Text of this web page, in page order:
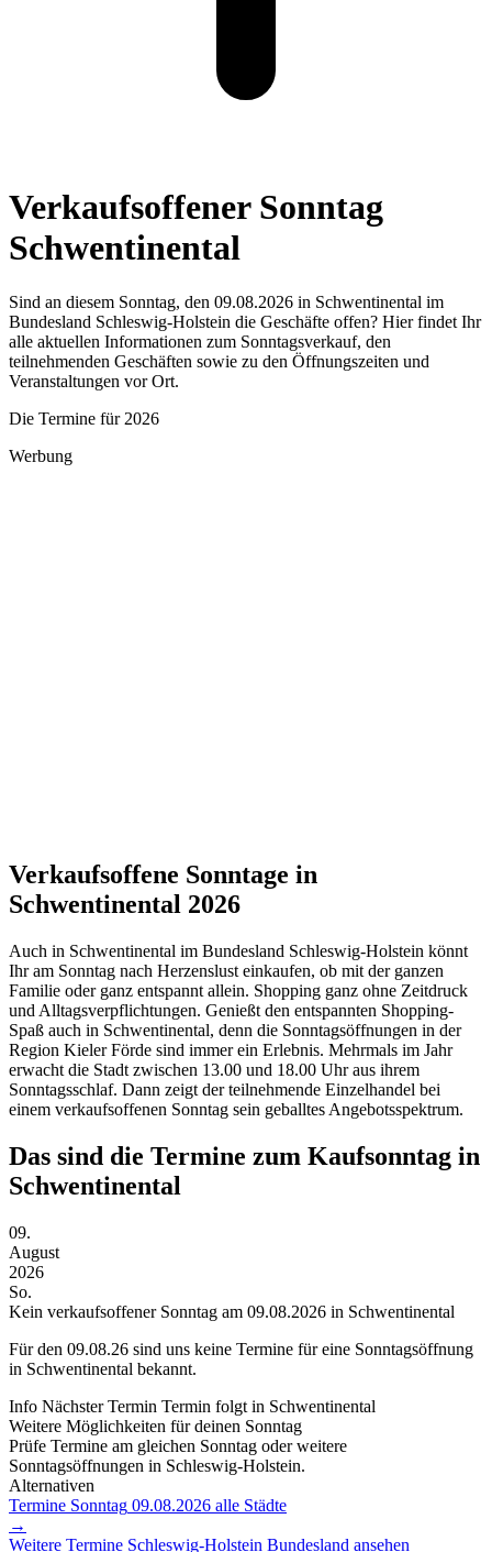
Verkaufsoffener Sonntag
Schwentinental
Sind an diesem Sonntag, den 09.08.2026 in Schwentinental im
Bundesland Schleswig-Holstein die Geschäfte offen? Hier findet Ihr
alle aktuellen Informationen zum Sonntagsverkauf, den
teilnehmenden Geschäften sowie zu den Öffnungszeiten und
Veranstaltungen vor Ort.
Die Termine für 2026
Werbung
Verkaufsoffene Sonntage in
Schwentinental 2026
Auch in Schwentinental im Bundesland Schleswig-Holstein könnt
Ihr am Sonntag nach Herzenslust einkaufen, ob mit der ganzen
Familie oder ganz entspannt allein. Shopping ganz ohne Zeitdruck
und Alltagsverpflichtungen. Genießt den entspannten Shopping-
Spaß auch in Schwentinental, denn die Sonntagsöffnungen in der
Region Kieler Förde sind immer ein Erlebnis. Mehrmals im Jahr
erwacht die Stadt zwischen 13.00 und 18.00 Uhr aus ihrem
Sonntagsschlaf. Dann zeigt der teilnehmende Einzelhandel bei
einem verkaufsoffenen Sonntag sein geballtes Angebotsspektrum.
Das sind die Termine zum Kaufsonntag in
Schwentinental
09.
August
2026
So.
Kein verkaufsoffener Sonntag am 09.08.2026 in Schwentinental
Für den 09.08.26 sind uns keine Termine für eine Sonntagsöffnung
in Schwentinental bekannt.
Info Nächster Termin Termin folgt in Schwentinental
Weitere Möglichkeiten für deinen Sonntag
Prüfe Termine am gleichen Sonntag oder weitere
Sonntagsöffnungen in Schleswig-Holstein.
Alternativen
Termine Sonntag 09.08.2026 alle Städte
→
Weitere Termine Schleswig-Holstein Bundesland ansehen